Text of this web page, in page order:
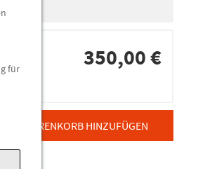
350,00 €
ZUM WARENKORB HINZUFÜGEN
für